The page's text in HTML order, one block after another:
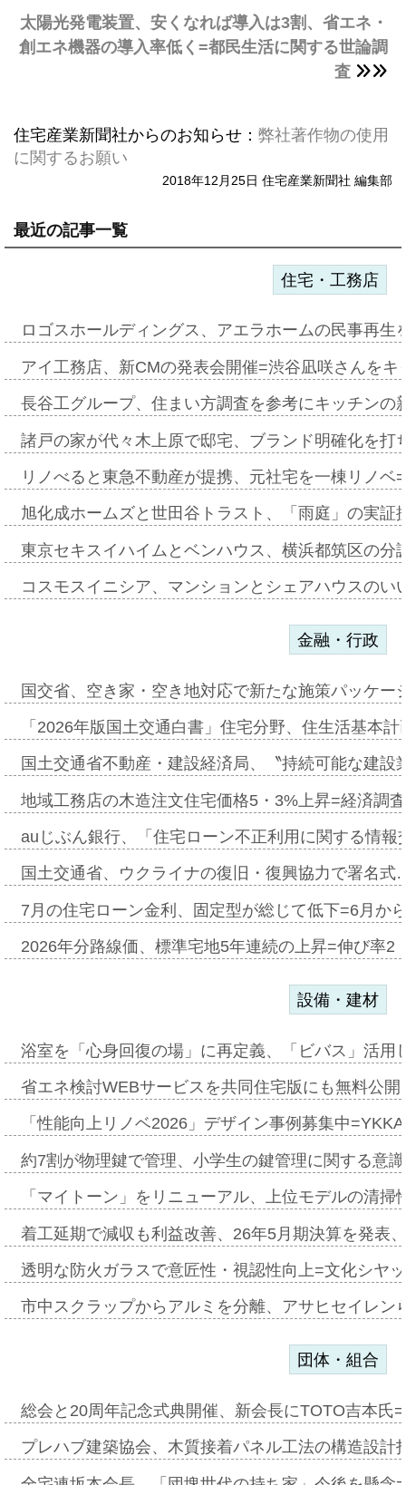
太陽光発電装置、安くなれば導入は3割、省エネ・
創エネ機器の導入率低く=都民生活に関する世論調
査
住宅産業新聞社からのお知らせ： 弊社著作物の使用
に関するお願い
2018年12月25日 住宅産業新聞社 編集部
最近の記事一覧
住宅・工務店
ロゴスホールディングス、アエラホームの民事再
アイ工務店、新CMの発表会開催=渋谷凪咲さんを
長谷工グループ、住まい方調査を参考にキッチン
諸戸の家が代々木上原で邸宅、ブランド明確化を
リノべると東急不動産が提携、元社宅を一棟リノ
旭化成ホームズと世田谷トラスト、「雨庭」の実
東京セキスイハイムとベンハウス、横浜都筑区の
コスモスイニシア、マンションとシェアハウスの
金融・行政
国交省、空き家・空き地対応で新たな施策パッケ
「2026年版国土交通白書」住宅分野、住生活基本
国土交通省不動産・建設経済局、〝持続可能な建
地域工務店の木造注文住宅価格5・3%上昇=経済調
auじぶん銀行、「住宅ローン不正利用に関する情
国土交通省、ウクライナの復旧・復興協力で署名
7月の住宅ローン金利、固定型が総じて低下=6月か
2026年分路線価、標準宅地5年連続の上昇=伸び率
設備・建材
浴室を「心身回復の場」に再定義、「ビバス」活
省エネ検討WEBサービスを共同住宅版にも無料公
「性能向上リノベ2026」デザイン事例募集中
約7割が物理鍵で管理、小学生の鍵管理に関する意
「マイトーン」をリニューアル、上位モデルの清
着工延期で減収も利益改善、26年5月期決算を発表
透明な防火ガラスで意匠性・視認性向上=文化シヤ
市中スクラップからアルミを分離、アサヒセイレ
団体・組合
総会と20周年記念式典開催、新会長にTOTO吉本氏
プレハブ建築協会、木質接着パネル工法の構造設